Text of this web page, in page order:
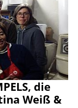
die
Weiß &